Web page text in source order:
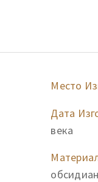
Место
Дата
века